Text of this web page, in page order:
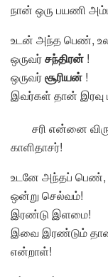
நான் ஒரு பயணி
உடன் அந்த பெண்,
ஒருவர்சந்திரன் !
ஒருவர்சூரியன் !
இவர்கள் தான்
சரி என்னை
காளிதாசர்!
உடனே அந்தப் பெண்,
ஒன்று செல்வம்!
இரண்டு இளமை!
இவை இரண்டும் தான்
என்றாள்!